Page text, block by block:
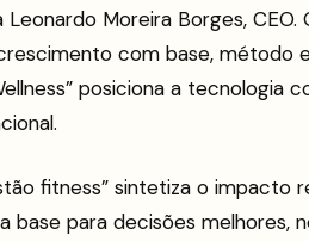
Moreira Borges, CEO.
com base, método
posiciona a tecnologia
fitness” sintetiza o impacto
base para decisões melhores,